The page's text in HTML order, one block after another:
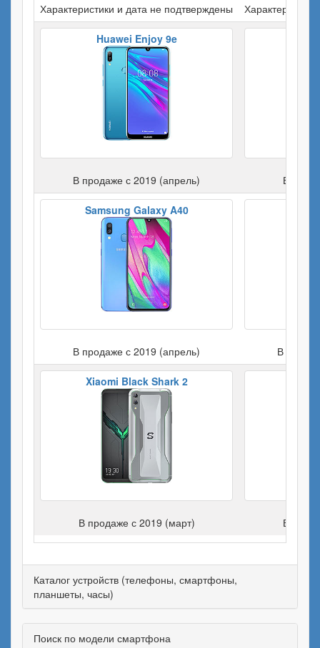
Характеристики и дата не подтверждены
Huawei Enjoy 9e
В продаже с 2019 (апрель) В
Samsung Galaxy A40
В продаже с 2019 (апрель) В
Xiaomi Black Shark 2
В продаже с 2019 (март) В
Каталог устройств (телефоны, смартфоны,
планшеты, часы)
Поиск по модели смартфона